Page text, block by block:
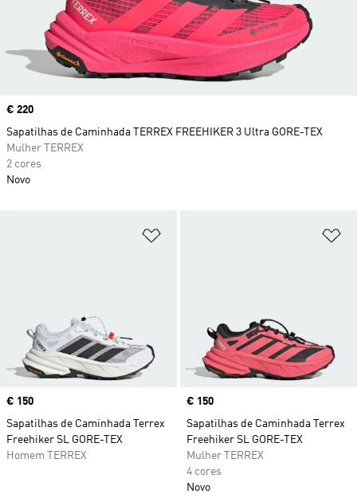
Price
€ 150
Sapatilhas de Caminhada Terrex
Freehiker SL GORE-TEX
Homem TERREX
Price
€ 150
Sapatilhas de Caminhada Terrex
Freehiker SL GORE-TEX
Mulher TERREX
4 cores
Novo
Price
€ 220
Sapatilhas de Caminhada TERREX FREEHIKER 3 Ultra GORE-TEX
Mulher TERREX
2 cores
Novo